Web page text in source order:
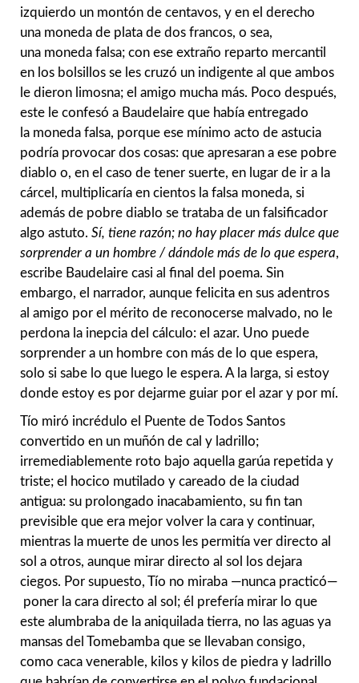
izquierdo un montón de centavos, y en el derecho
una moneda de plata de dos francos, o sea,
una moneda falsa; con ese extraño reparto mercantil
en los bolsillos se les cruzó un indigente al que ambos
le dieron limosna; el amigo mucha más. Poco después,
este le confesó a Baudelaire que había entregado
la moneda falsa, porque ese mínimo acto de astucia
podría provocar dos cosas: que apresaran a ese pobre
diablo o, en el caso de tener suerte, en lugar de ir a la
cárcel, multiplicaría en cientos la falsa moneda, si
además de pobre diablo se trataba de un falsificador
algo astuto. Sí, tiene razón; no hay placer más dulce que
sorprender a un hombre / dándole más de lo que espera,
escribe Baudelaire casi al final del poema. Sin
embargo, el narrador, aunque felicita en sus adentros
al amigo por el mérito de reconocerse malvado, no le
perdona la inepcia del cálculo: el azar. Uno puede
sorprender a un hombre con más de lo que espera,
solo si sabe lo que luego le espera. A la larga, si estoy
donde estoy es por dejarme guiar por el azar y por mí.
Tío miró incrédulo el Puente de Todos Santos
convertido en un muñón de cal y ladrillo;
irremediablemente roto bajo aquella garúa repetida y
triste; el hocico mutilado y careado de la ciudad
antigua: su prolongado inacabamiento, su fin tan
previsible que era mejor volver la cara y continuar,
mientras la muerte de unos les permitía ver directo al
sol a otros, aunque mirar directo al sol los dejara
ciegos. Por supuesto, Tío no miraba —nunca practicó—
poner la cara directo al sol; él prefería mirar lo que
este alumbraba de la aniquilada tierra, no las aguas ya
mansas del Tomebamba que se llevaban consigo,
como caca venerable, kilos y kilos de piedra y ladrillo